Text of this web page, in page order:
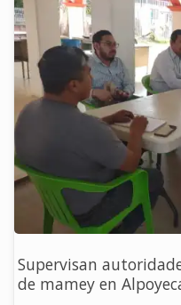
LA
EN
Supervisan
de mamey en